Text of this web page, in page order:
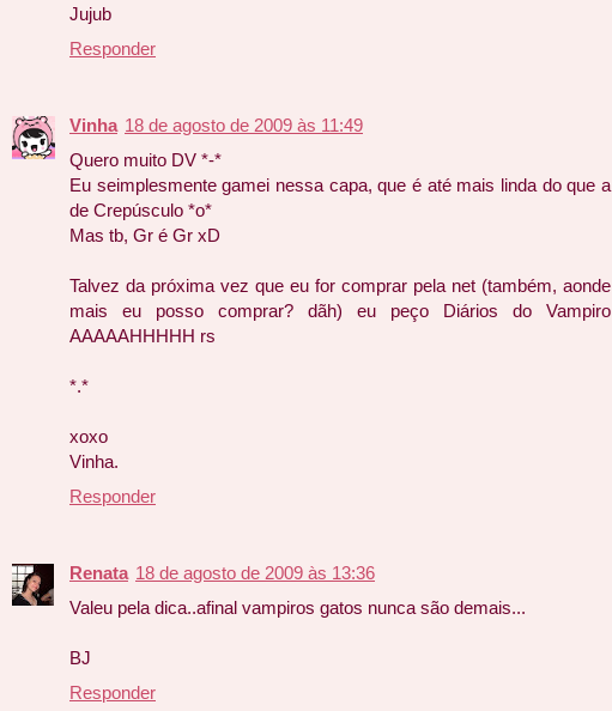
Jujub
Responder
Vinha 18 de agosto de 2009 às 11:49
Quero muito DV *-*
Eu seimplesmente gamei nessa capa, que é até mais linda do que a
de Crepúsculo *o*
Mas tb, Gr é Gr xD
Talvez da próxima vez que eu for comprar pela net (também, aonde
mais eu posso comprar? dãh) eu peço Diários do Vampiro
AAAAAHHHHH rs
*.*
xoxo
Vinha.
Responder
Renata 18 de agosto de 2009 às 13:36
Valeu pela dica..afinal vampiros gatos nunca são demais...
BJ
Responder